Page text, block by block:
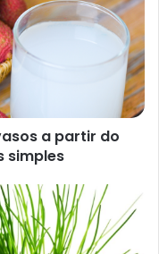
grão no dia a dia.
a partir do
simples